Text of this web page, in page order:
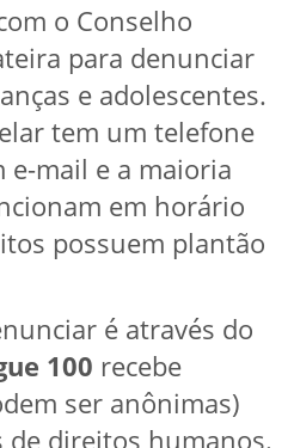
o Conselho
para denunciar
e adolescentes.
tem um telefone
e-mail e a maioria
em horário
possuem plantão
é através do
100 recebe
ser anônimas)
de direitos humanos.